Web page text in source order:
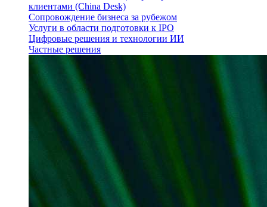
клиентами (China Desk)
Сопровождение бизнеса за рубежом
Услуги в области подготовки к IPO
Цифровые решения и технологии ИИ
Частные решения